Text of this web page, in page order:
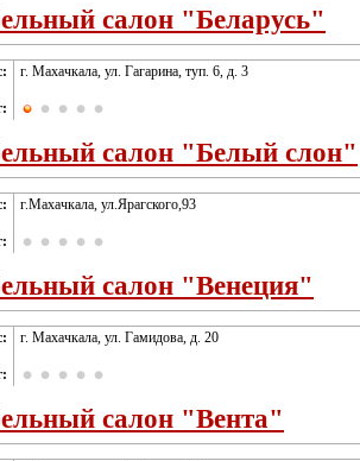
салон "Беларусь"
г. Махачкала, ул. Гагарина, туп. 6, д. 3
салон "Белый слон"
г.Махачкала, ул.Ярагского,93
салон "Венеция"
г. Махачкала, ул. Гамидова, д. 20
салон "Вента"